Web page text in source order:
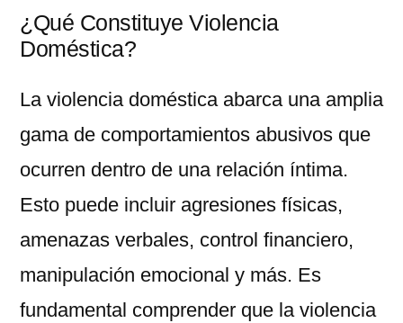
¿Qué Constituye Violencia
Doméstica?
La violencia doméstica abarca una amplia
gama de comportamientos abusivos que
ocurren dentro de una relación íntima.
Esto puede incluir agresiones físicas,
amenazas verbales, control financiero,
manipulación emocional y más. Es
fundamental comprender que la violencia